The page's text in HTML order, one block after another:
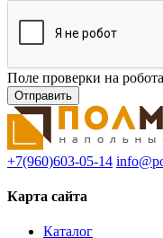
Поле проверки на
+7(960)603-05-14
Карта сайта
Каталог